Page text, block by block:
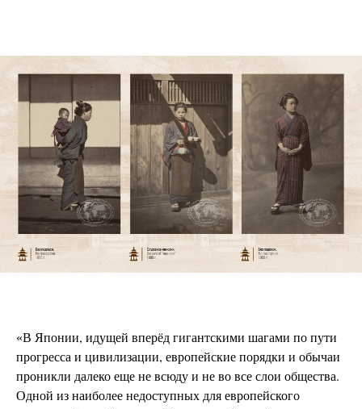
«В Японии, идущей вперёд гигантскими шагами по пути
прогресса и цивилизации, европейские порядки и обычаи
проникли далеко еще не всюду и не во все слои общества.
Одной из наиболее недоступных для европейского